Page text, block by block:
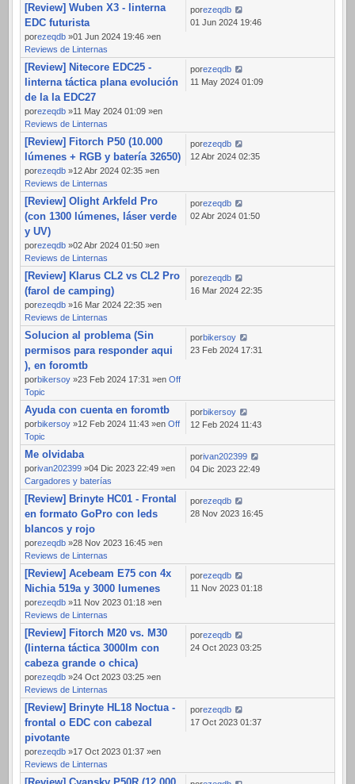
[Review] Wuben X3 - linterna
EDC futurista
porezeqdb »01 Jun 2024 19:46 »en
Reviews de Linternas
porezeqdb
01 Jun 2024 19:46
[Review] Nitecore EDC25 -
linterna táctica plana evolución
de la la EDC27
porezeqdb »11 May 2024 01:09 »en
Reviews de Linternas
porezeqdb
11 May 2024 01:09
[Review] Fitorch P50 (10.000
lúmenes + RGB y batería 32650)
porezeqdb »12 Abr 2024 02:35 »en
Reviews de Linternas
porezeqdb
12 Abr 2024 02:35
[Review] Olight Arkfeld Pro
(con 1300 lúmenes, láser verde
y UV)
porezeqdb »02 Abr 2024 01:50 »en
Reviews de Linternas
porezeqdb
02 Abr 2024 01:50
[Review] Klarus CL2 vs CL2 Pro
(farol de camping)
porezeqdb »16 Mar 2024 22:35 »en
Reviews de Linternas
porezeqdb
16 Mar 2024 22:35
Solucion al problema (Sin
permisos para responder aqui
), en foromtb
porbikersoy »23 Feb 2024 17:31 »en Off
Topic
porbikersoy
23 Feb 2024 17:31
Ayuda con cuenta en foromtb
porbikersoy »12 Feb 2024 11:43 »en Off
Topic
porbikersoy
12 Feb 2024 11:43
Me olvidaba
porivan202399 »04 Dic 2023 22:49 »en
Cargadores y baterías
porivan202399
04 Dic 2023 22:49
[Review] Brinyte HC01 - Frontal
en formato GoPro con leds
blancos y rojo
porezeqdb »28 Nov 2023 16:45 »en
Reviews de Linternas
porezeqdb
28 Nov 2023 16:45
[Review] Acebeam E75 con 4x
Nichia 519a y 3000 lumenes
porezeqdb »11 Nov 2023 01:18 »en
Reviews de Linternas
porezeqdb
11 Nov 2023 01:18
[Review] Fitorch M20 vs. M30
(linterna táctica 3000lm con
cabeza grande o chica)
porezeqdb »24 Oct 2023 03:25 »en
Reviews de Linternas
porezeqdb
24 Oct 2023 03:25
[Review] Brinyte HL18 Noctua -
frontal o EDC con cabezal
pivotante
porezeqdb »17 Oct 2023 01:37 »en
Reviews de Linternas
porezeqdb
17 Oct 2023 01:37
[Review] Cyansky P50R (12.000